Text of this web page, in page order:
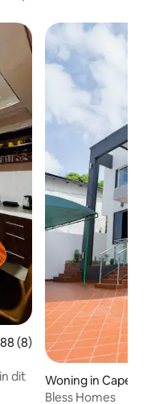
beoordeling van
(8)
dit
Woning in Cape
Bless Homes